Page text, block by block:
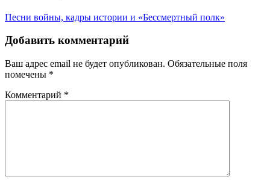
Песни войны, кадры истории и «Бессмертный полк»
Добавить комментарий
Ваш адрес email не будет опубликован. Обязательные поля
помечены *
Комментарий *